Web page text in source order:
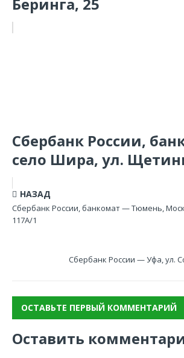
Сбербанк России,
село Шира, ул.
НАЗАД
Сбербанк России, банкомат — Тюмень,
117А/1
Сбербанк России — Уфа, ул.
ОСТАВЬТЕ ПЕРВЫЙ КОММЕНТАРИЙ
Оставить